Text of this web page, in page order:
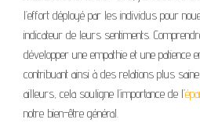
l’effort déployé par les individus pour
indicateur de leurs sentiments.
développer une empathie et une
contribuant ainsi à des relations plus
ailleurs, cela souligne l’importance de l’
notre bien-être général.